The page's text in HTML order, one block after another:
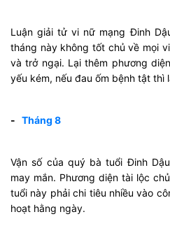
Luận giải tử vi nữ mạng Đinh
tháng này không tốt chủ về mọi
và trở ngại. Lại thêm phương
yếu kém, nếu đau ốm bệnh tật thì
- Tháng 8
Vận số của quý bà tuổi Đinh
may mắn. Phương diện tài lộc
tuổi này phải chi tiêu nhiều vào
hoạt hằng ngày.